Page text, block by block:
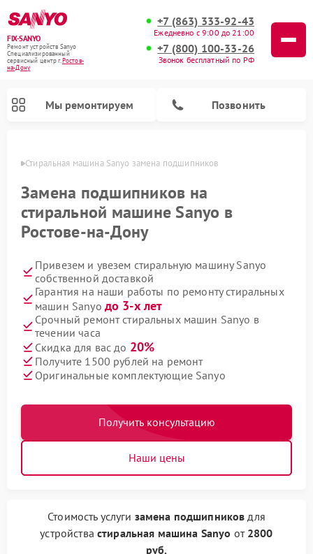
FIX-SANYO
Ремонт устройств Sanyo
Специализированный
cервисный центр г.Ростов-
на-Дону
+7 (863) 333-92-43
Ежедневно с 9:00 до 21:00
+7 (800) 100-33-26
Звонок бесплатный по РФ
Мы ремонтируем Позвонить
Стиральная машина Sanyo замена подшипников
Замена подшипников на
стиральной машине Sanyo в
Ростове-на-Дону
Привезем и увезем стиральную машину Sanyo
собственной доставкой
Гарантия на наши работы по ремонту стиральных
машин Sanyo до 3-х лет
Срочный ремонт стиральных машин Sanyo в
течении часа
Скидка для вас до 20%
Получите 1500 рублей на ремонт
Оригинальные комплектующие Sanyo
Получить консультацию
Наши цены
Стоимость услуги замена подшипников для
устройства стиральная машина Sanyo от 2800
руб.